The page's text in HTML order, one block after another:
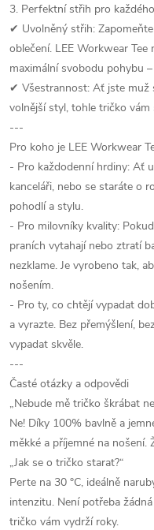
3. Perfektní střih pro
✔ Uvolněný střih:
oblečení. LEE Workwear
maximální svobodu pohybu
✔ Všestrannost: Ať jste muž
volnější styl, tohle tričko vám
---
Pro koho je LEE Workwear
- Pro každodenní hrdiny: Ať
kanceláři, nebo se staráte o
pohodlí a stylu.
- Pro milovníky kvality:
praních vytahají nebo ztratí
nezklame. Je vyrobeno tak,
nošením.
- Pro ty, co chtějí vypadat
a vyrazte. Bez přemýšlení,
vypadat skvěle.
---
Časté otázky a odpovědi
„Nebude mě tričko škrábat
Ne! Díky 100% bavlně a
měkké a příjemné na
„Jak se o tričko starat?“
Perte na 30 °C, ideálně
intenzitu. Není potřeba
tričko vám vydrží roky.